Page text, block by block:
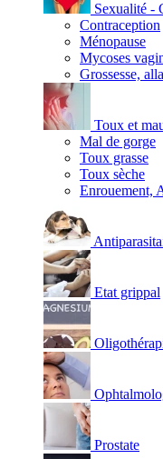
Sexualité -
Contraception
Ménopause
Mycoses
Grossesse,
Toux et
Mal de gorge
Toux grasse
Toux sèche
Enrouement,
Etat grippal
Prostate